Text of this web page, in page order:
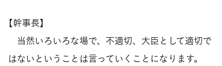
【幹事長】
当然いろいろな場で、不適切、大臣として適切で
はないということは言っていくことになります。